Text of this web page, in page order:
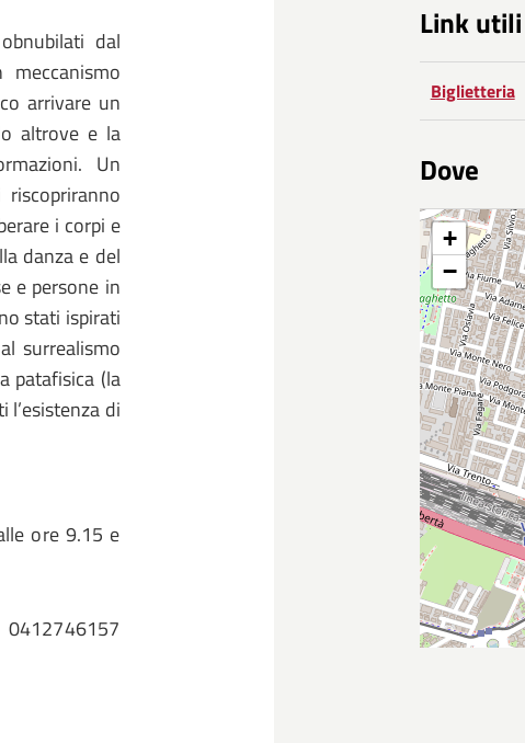
dal
arrivare un
altrove e la
Un
i corpi e
danza e del
e persone in
stati ispirati
surrealismo
patafisica (la
di
ore 9.15 e
Link utili
Biglietteria
Dove
+
−